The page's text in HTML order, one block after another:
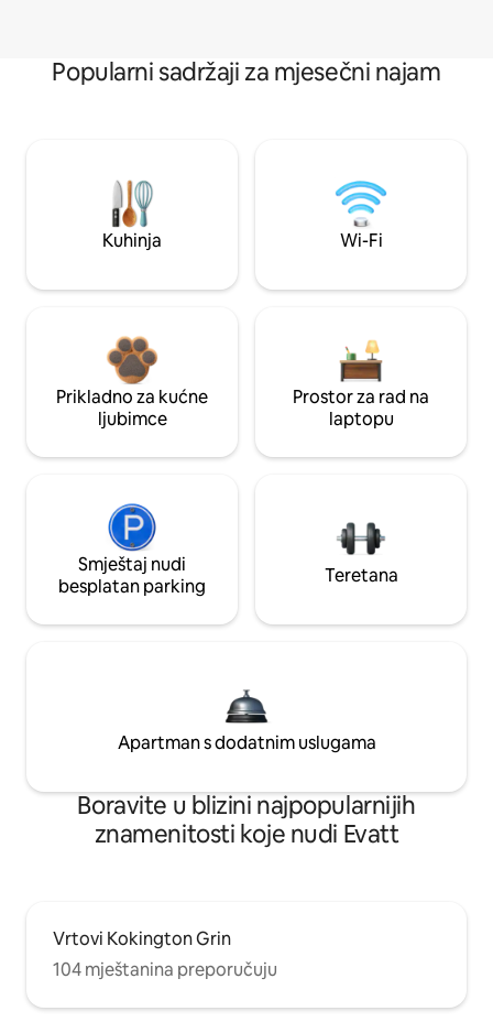
Popularni sadržaji za mjesečni najam
Kuhinja Wi-Fi
Prikladno za kućne
ljubimce
Prostor za rad na
laptopu
Smještaj nudi
besplatan parking
Teretana
Apartman s dodatnim uslugama
Boravite u blizini najpopularnijih
znamenitosti koje nudi Evatt
Vrtovi Kokington Grin
104 mještanina preporučuju